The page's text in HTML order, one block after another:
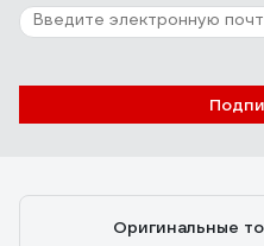
70 отзывов
Оригинальные